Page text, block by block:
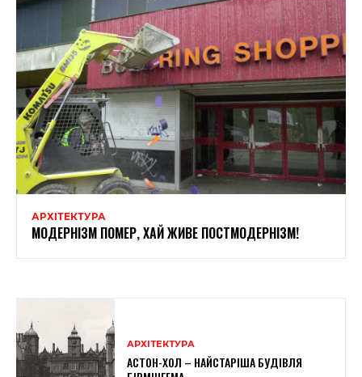
АРХІТЕКТУРА
МОДЕРНІЗМ ПОМЕР, ХАЙ ЖИВЕ ПОСТМОДЕРНІЗМ!
АРХІТЕКТУРА
АСТОН-ХОЛ – НАЙСТАРІША БУДІВЛЯ